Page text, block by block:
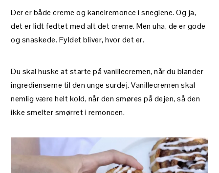
Der er både creme og kanelremonce i sneglene. Og ja,
det er lidt fedtet med alt det creme. Men uha, de er gode
og snaskede. Fyldet bliver, hvor det er.
Du skal huske at starte på vanillecremen, når du blander
ingredienserne til den unge surdej. Vanillecremen skal
nemlig være helt kold, når den smøres på dejen, så den
ikke smelter smørret i remoncen.